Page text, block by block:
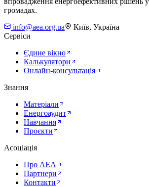
громадах.
info@aea.org.ua
Київ, Україна
Сервіси
Єдине вікно
Калькулятори
Онлайн-консультація
Знання
Матеріали
Енергоаудит
Навчання
Проєкти
Асоціація
Про AEA
Партнери
Контакти